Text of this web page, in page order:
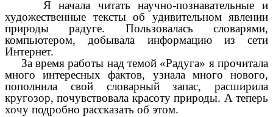
Я начала читать научно-познавательные и
художественные тексты об удивительном явлении
природы радуге. Пользовалась словарями,
компьютером, добывала информацию из сети
Интернет.
За время работы над темой «Радуга» я прочитала
много интересных фактов, узнала много нового,
пополнила свой словарный запас, расширила
кругозор, почувствовала красоту природы. А теперь
хочу подробно рассказать об этом.